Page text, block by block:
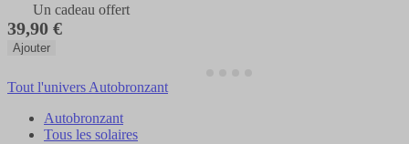
Un cadeau offert
39,90 €
Ajouter
Tout l'univers Autobronzant
Autobronzant
Tous les solaires